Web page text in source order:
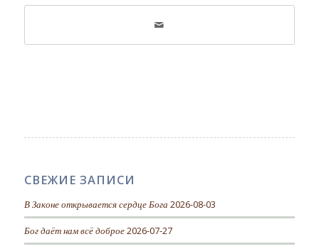
СВЕЖИЕ ЗАПИСИ
В Законе открывается сердце Бога 2026-08-03
Бог даёт нам всё доброе 2026-07-27